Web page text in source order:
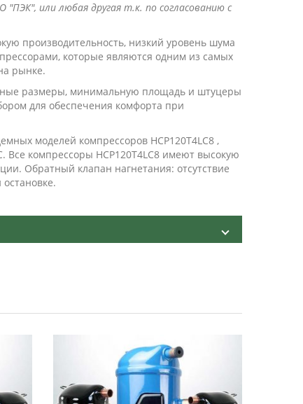
или любая другая т.к. по согласованию с
производительность, низкий уровень шума
которые являются одним из самых
рынке.
размеры, минимальную площадь и штуцеры
для обеспечения комфорта при
моделей компрессоров HCP120T4LC8 ,
Все компрессоры HCP120T4LC8 имеют высокую
Обратный клапан нагнетания: отсутствие